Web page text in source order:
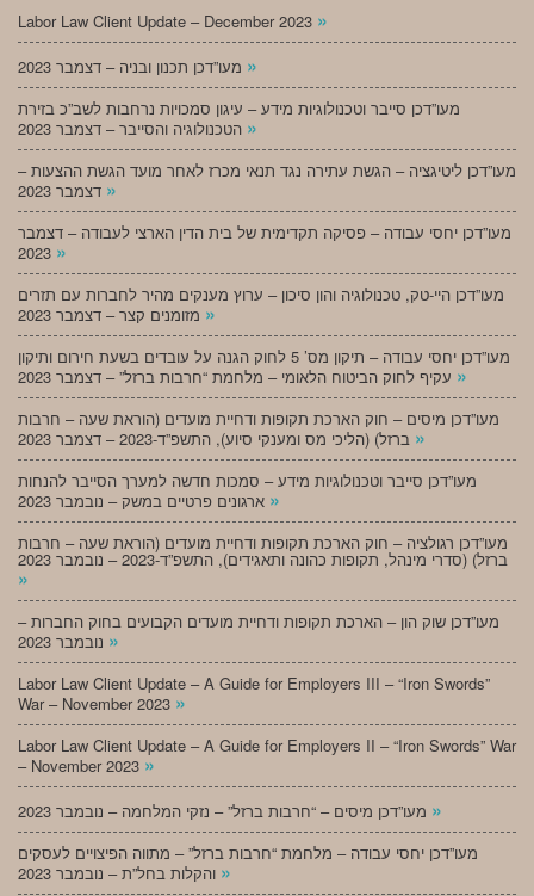
Labor Law Client Update – December 2023 »
»
מעו”דכן סייבר וטכנולוגיות מידע – עיגון סמכויות נרחבות לשב”כ בזירת
»
מעו”דכן ליטיגציה – הגשת עתירה נגד תנאי מכרז לאחר מועד הגשת ההצעות –
»
מעו”דכן יחסי עבודה – פסיקה תקדימית של בית הדין הארצי לעבודה – דצמבר
»
מעו”דכן היי-טק, טכנולוגיה והון סיכון – ערוץ מענקים מהיר לחברות עם תזרים
»
מעו”דכן יחסי עבודה – תיקון מס’ 5 לחוק הגנה על עובדים בשעת חירום ותיקון
»
מעו”דכן מיסים – חוק הארכת תקופות ודחיית מועדים (הוראת שעה – חרבות
»
מעו”דכן סייבר וטכנולוגיות מידע – סמכות חדשה למערך הסייבר להנחות
»
מעו”דכן רגולציה – חוק הארכת תקופות ודחיית מועדים (הוראת שעה – חרבות
ברזל) (סדרי מינהל, תקופות כהונה ותאגידים), התשפ”ד-2023 – נובמבר 2023
»
מעו”דכן שוק הון – הארכת תקופות ודחיית מועדים הקבועים בחוק החברות –
»
Labor Law Client Update – A Guide for Employers III – “Iron Swords”
War – November 2023 »
Labor Law Client Update – A Guide for Employers II – “Iron Swords” War
– November 2023 »
»
מעו”דכן יחסי עבודה – מלחמת “חרבות ברזל” – מתווה הפיצויים לעסקים
»